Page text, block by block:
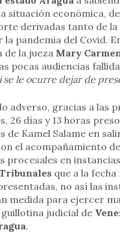
económica,
derivadas tanto de
pandemia del Covid.
la jueza Mary
pocas audiencias
se le ocurre dejar de
adverso, gracias a las
26 días y 13 horas
Kamel Salame en
el acompañamiento
en
que a la
no así las
medida para ejercer
judicial de
.